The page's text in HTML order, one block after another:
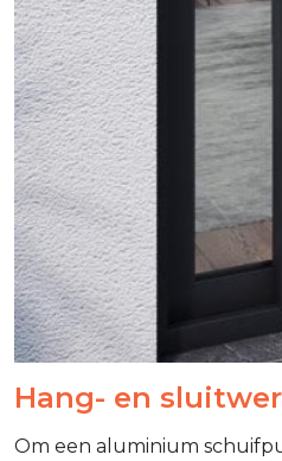
Hang- en
Om een aluminium